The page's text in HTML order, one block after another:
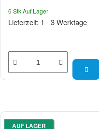
6 Stk Auf Lager
Lieferzeit: 1 - 3 Werktage
AUF LAGER